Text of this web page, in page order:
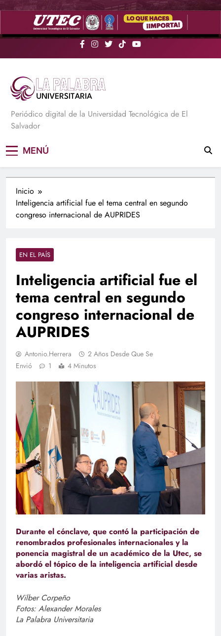
Saltar
La Palabra Universitaria
Periódico digital de la Universidad Tecnológica de El
Salvador
MENÚ
Inicio
Inteligencia artificial fue el tema central en segundo
congreso internacional de AUPRIDES
EN EL PAÍS
Inteligencia artificial fue el
tema central en segundo
congreso internacional de
AUPRIDES
Antonio.herrera
2 Años Desde Que Se
Envió
1 4 Minutos
Durante el cónclave, que contó la participación de
renombrados profesionales internacionales y la
ponencia magistral de un académico de la Utec, se
abordó el tópico de la inteligencia artificial desde
varias aristas.
Wilber Corpeño
Fotos: Alexander Morales
La Palabra Universitaria